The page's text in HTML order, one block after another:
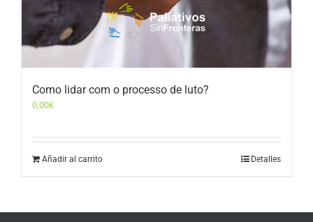
Como lidar com o processo de luto?
0,00€
Añadir al carrito Detalles